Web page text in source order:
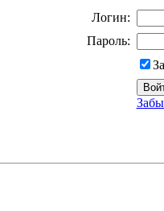
Логин:
Пароль: